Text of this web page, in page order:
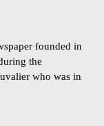
founded in
the
who was in